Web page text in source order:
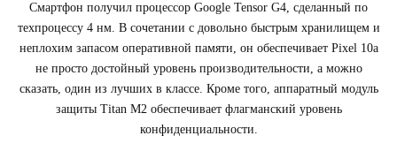
Смартфон получил процессор Google Tensor G4, сделанный по
техпроцессу 4 нм. В сочетании с довольно быстрым хранилищем и
неплохим запасом оперативной памяти, он обеспечивает Pixel 10a
не просто достойный уровень производительности, а можно
сказать, один из лучших в классе. Кроме того, аппаратный модуль
защиты Titan M2 обеспечивает флагманский уровень
конфиденциальности.